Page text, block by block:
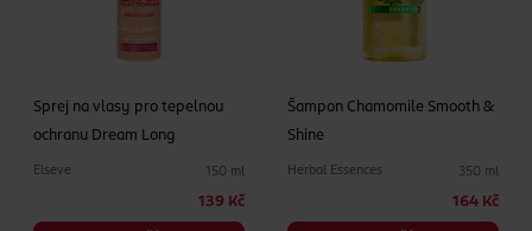
Sprej na vlasy pro tepelnou
ochranu Dream Long
Elseve 150 ml
139 Kč
Šampon Chamomile Smooth &
Shine
Herbal Essences 350 ml
164 Kč